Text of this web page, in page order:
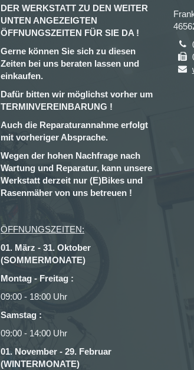
DER WERKSTATT ZU DEN WEITER
UNTEN ANGEZEIGTEN
ÖFFNUNGSZEITEN FÜR SIE DA !
Gerne können Sie sich zu diesen
Zeiten bei uns beraten lassen und
einkaufen.
Dafür bitten wir möglichst vorher um
TERMINVEREINBARUNG !
Auch die Reparaturannahme erfolgt
mit vorheriger Absprache.
Wegen der hohen Nachfrage nach
Wartung und Reparatur, kann unsere
Werkstatt derzeit nur (E)Bikes und
Rasenmäher von uns betreuen !
ÖFFNUNGSZEITEN:
01. März - 31. Oktober
(SOMMERMONATE)
Montag - Freitag :
09:00 - 18:00 Uhr
Samstag :
09:00 - 14:00 Uhr
01. November - 29. Februar
(WINTERMONATE)